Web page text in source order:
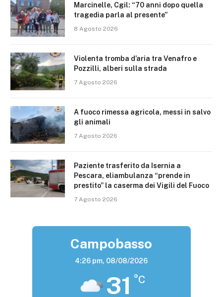
Marcinelle, Cgil: “70 anni dopo quella
tragedia parla al presente”
8 Agosto 2026
Violenta tromba d’aria tra Venafro e
Pozzilli, alberi sulla strada
7 Agosto 2026
A fuoco rimessa agricola, messi in salvo
gli animali
7 Agosto 2026
Paziente trasferito da Isernia a
Pescara, eliambulanza “prende in
prestito” la caserma dei Vigili del Fuoco
7 Agosto 2026
Campobasso
4:26 pm, 08/08/2026
31 °C